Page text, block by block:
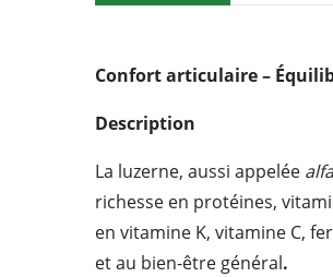
Confort articulaire –
Description
La luzerne, aussi appelée
richesse en protéines,
en vitamine K, vitamine C,
et au bien-être général.